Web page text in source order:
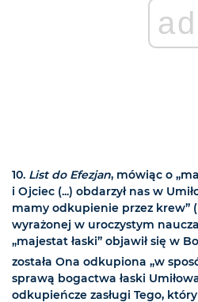
ad
10. List do Efezjan, mówiąc o
i Ojciec (...) obdarzył nas w
mamy odkupienie przez krew” (
wyrażonej w uroczystym
„majestat łaski” objawił się w
została Ona odkupiona „w
sprawą bogactwa łaski
odkupieńcze zasługi Tego,